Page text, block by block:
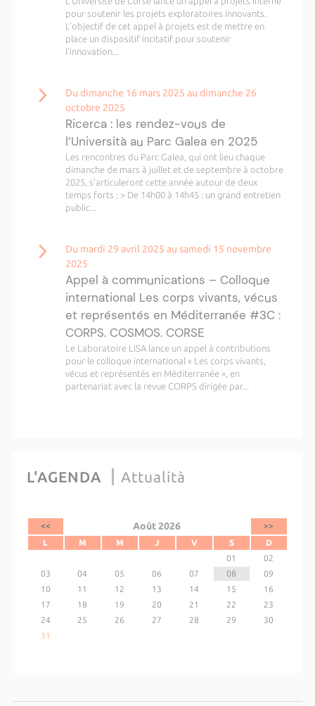
pour soutenir les projets exploratoires innovants.
L’objectif de cet appel à projets est de mettre en
place un dispositif incitatif pour soutenir
l’innovation...
Du dimanche 16 mars 2025 au dimanche 26
octobre 2025
Ricerca : les rendez-vous de
l’Università au Parc Galea en 2025
Les rencontres du Parc Galea, qui ont lieu chaque
dimanche de mars à juillet et de septembre à octobre
2025, s’articuleront cette année autour de deux
temps forts : > De 14h00 à 14h45 : un grand entretien
public...
Du mardi 29 avril 2025 au samedi 15 novembre
2025
Appel à communications – Colloque
international Les corps vivants, vécus
et représentés en Méditerranée #3C :
CORPS. COSMOS. CORSE
Le Laboratoire LISA lance un appel à contributions
pour le colloque international « Les corps vivants,
vécus et représentés en Méditerranée », en
partenariat avec la revue CORPS dirigée par...
L'AGENDA Attualità
<< Août 2026
>>
L
M M J V S
D
01
02
03
04 05 06 07 08
09
10
11 12 13 14 15
16
17
18 19 20 21 22
23
24
25 26 27 28 29
30
31